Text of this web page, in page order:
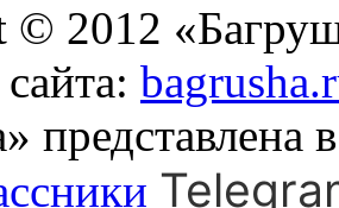
© 2012
представлена